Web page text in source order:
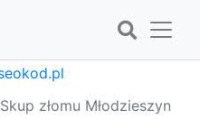
Skup złomu Młodzieszyn